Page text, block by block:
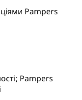
Pampers
Pampers